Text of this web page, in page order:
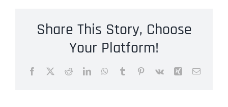
Share This Story, Choose
Your Platform!
Facebook
X RedditLinkedInWhatsApp
Tumblr Pinterest
Vk Xing E-